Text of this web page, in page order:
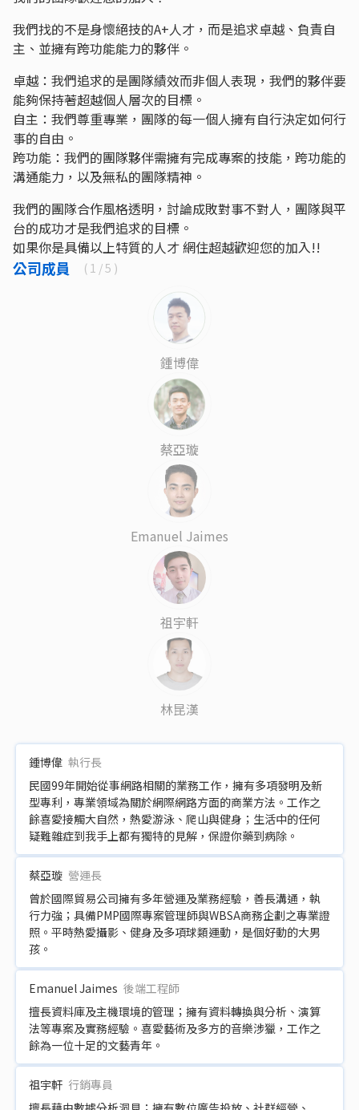
我們找的不是身懷絕技的A+人才，而是追求卓越、負責自
主、並擁有跨功能能力的夥伴。
卓越：我們追求的是團隊績效而非個人表現，我們的夥伴要
能夠保持著超越個人層次的目標。
自主：我們尊重專業，團隊的每一個人擁有自行決定如何行
事的自由。
跨功能：我們的團隊夥伴需擁有完成專案的技能，跨功能的
溝通能力，以及無私的團隊精神。
我們的團隊合作風格透明，討論成敗對事不對人，團隊與平
台的成功才是我們追求的目標。
如果你是具備以上特質的人才 網住超越歡迎您的加入!!
公司成員 ( 1 / 5 )
鍾博偉
蔡亞璇
Emanuel Jaimes
祖宇軒
林昆漢
鍾博偉 執行長
民國99年開始從事網路相關的業務工作，擁有多項發明及新
型專利，專業領域為關於網際網路方面的商業方法。工作之
餘喜愛接觸大自然，熱愛游泳、爬山與健身；生活中的任何
疑難雜症到我手上都有獨特的見解，保證你藥到病除。
蔡亞璇 營運長
曾於國際貿易公司擁有多年營運及業務經驗，善長溝通，執
行力強；具備PMP國際專案管理師與WBSA商務企劃之專業證
照。平時熱愛攝影、健身及多項球類運動，是個好動的大男
孩。
Emanuel Jaimes 後端工程師
擅長資料庫及主機環境的管理；擁有資料轉換與分析、演算
法等專案及實務經驗。喜愛藝術及多方的音樂涉獵，工作之
餘為一位十足的文藝青年。
祖宇軒 行銷專員